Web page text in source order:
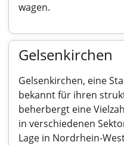
wagen.
Gelsenkirchen
Gelsenkirchen, eine
bekannt für ihren
beherbergt eine
in verschiedenen
Lage in Nordrhein-